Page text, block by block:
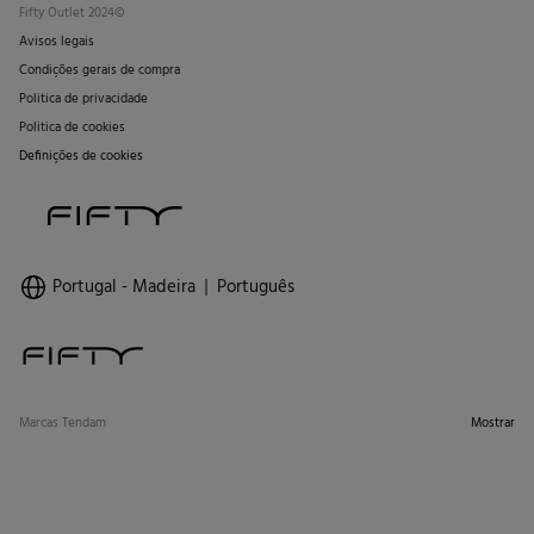
Fifty Outlet 2024©
Avisos legais
Condições gerais de compra
Politica de privacidade
Politica de cookies
Definições de cookies
Portugal - Madeira Português
Marcas Tendam Mostrar